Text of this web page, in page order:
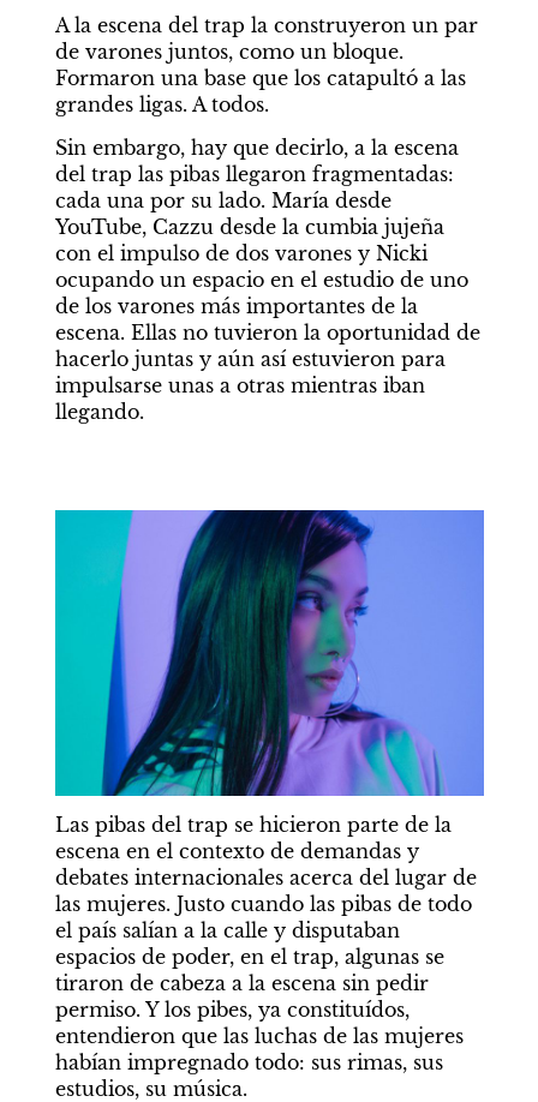
A la escena del trap la construyeron un par
de varones juntos, como un bloque.
Formaron una base que los catapultó a las
grandes ligas. A todos.
Sin embargo, hay que decirlo, a la escena
del trap las pibas llegaron fragmentadas:
cada una por su lado. María desde
YouTube, Cazzu desde la cumbia jujeña
con el impulso de dos varones y Nicki
ocupando un espacio en el estudio de uno
de los varones más importantes de la
escena. Ellas no tuvieron la oportunidad de
hacerlo juntas y aún así estuvieron para
impulsarse unas a otras mientras iban
llegando.
Las pibas del trap se hicieron parte de la
escena en el contexto de demandas y
debates internacionales acerca del lugar de
las mujeres. Justo cuando las pibas de todo
el país salían a la calle y disputaban
espacios de poder, en el trap, algunas se
tiraron de cabeza a la escena sin pedir
permiso. Y los pibes, ya constituídos,
entendieron que las luchas de las mujeres
habían impregnado todo: sus rimas, sus
estudios, su música.